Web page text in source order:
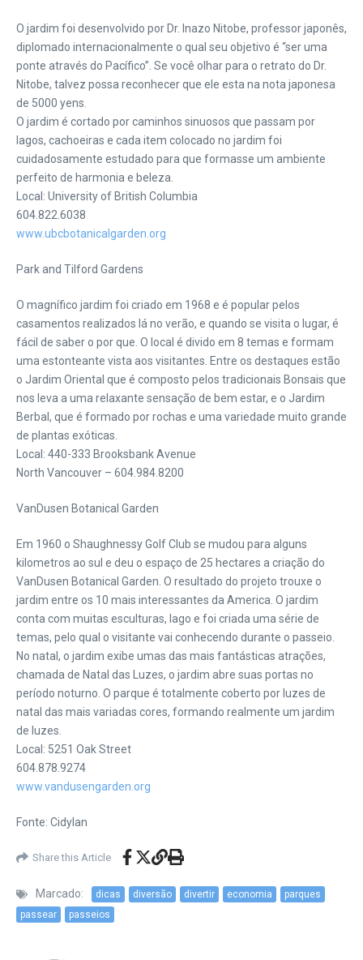
O jardim foi desenvolvido por Dr. Inazo Nitobe, professor japonês,
diplomado internacionalmente o qual seu objetivo é “ser uma
ponte através do Pacífico”. Se você olhar para o retrato do Dr.
Nitobe, talvez possa reconhecer que ele esta na nota japonesa
de 5000 yens.
O jardim é cortado por caminhos sinuosos que passam por
lagos, cachoeiras e cada item colocado no jardim foi
cuidadosamente estudado para que formasse um ambiente
perfeito de harmonia e beleza.
Local: University of British Columbia
604.822.6038
www.ubcbotanicalgarden.org
Park and Tilford Gardens
O magnífico jardim foi criado em 1968 e é popular pelos
casamentos realizados lá no verão, e quando se visita o lugar, é
fácil de saber o por que. O local é divido em 8 temas e formam
uma estonteante vista aos visitantes. Entre os destaques estão
o Jardim Oriental que é composto pelos tradicionais Bonsais que
nos leva a uma relaxante sensação de bem estar, e o Jardim
Berbal, que é formado por rochas e uma variedade muito grande
de plantas exóticas.
Local: 440-333 Brooksbank Avenue
North Vancouver – 604.984.8200
VanDusen Botanical Garden
Em 1960 o Shaughnessy Golf Club se mudou para alguns
kilometros ao sul e deu o espaço de 25 hectares a criação do
VanDusen Botanical Garden. O resultado do projeto trouxe o
jardim entre os 10 mais interessantes da America. O jardim
conta com muitas esculturas, lago e foi criada uma série de
temas, pelo qual o visitante vai conhecendo durante o passeio.
No natal, o jardim exibe umas das mais fantásticas atrações,
chamada de Natal das Luzes, o jardim abre suas portas no
período noturno. O parque é totalmente coberto por luzes de
natal das mais variadas cores, formando realmente um jardim
de luzes.
Local: 5251 Oak Street
604.878.9274
www.vandusengarden.org
Fonte: Cidylan
Share this Article
Marcado: dicas diversão divertir economia
parques
passear
passeios